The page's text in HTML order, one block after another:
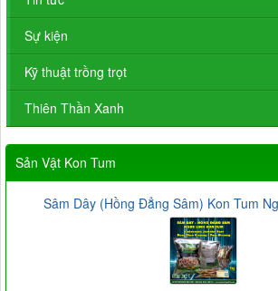
Sự kiện
Kỹ thuật trồng trọt
Thiên Thần Xanh
Sản Vật Kon Tum
Sâm Dây (Hồng Đẳng Sâm) Kon Tum